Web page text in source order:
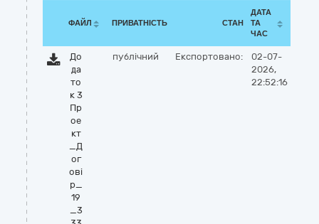
ФАЙЛ ПРИВАТНІСТЬ СТАН
ДАТА
ТА
ЧАС
До
да
то
к 3
Пр
ое
кт
_Д
ог
ові
р_
19
_3
публічний Експортовано:
02-07-
2026,
22:52:16